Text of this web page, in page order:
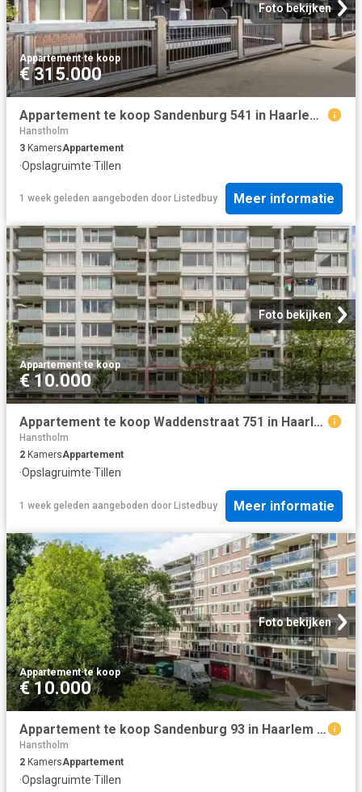
Foto bekijken
Appartement·te koop
€ 315.000
Appartement te koop Sandenburg 541 in Haarlem voor € 315.000
Hanstholm
3 KamersAppartement
·Opslagruimte·Tillen
1 week geleden aangeboden door Listedbuy Meer informatie
Foto bekijken
Appartement·te koop
€ 10.000
Appartement te koop Waddenstraat 751 in Haarlem voor € 275.000
Hanstholm
2 KamersAppartement
·Opslagruimte·Tillen
1 week geleden aangeboden door Listedbuy Meer informatie
Foto bekijken
Appartement·te koop
€ 10.000
Appartement te koop Sandenburg 93 in Haarlem voor € 300.000
Hanstholm
2 KamersAppartement
·Opslagruimte·Tillen